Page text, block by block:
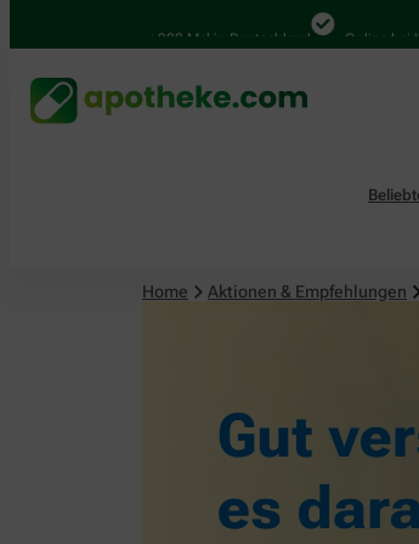
4.000 Mal in Deutschland Online bei Ihrer
Home Aktionen & Empfehlungen